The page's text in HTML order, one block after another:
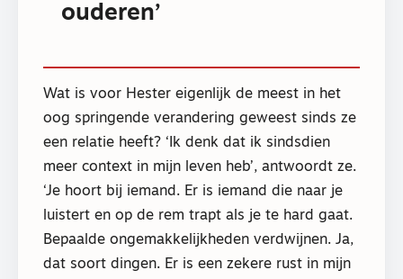
ouderen’
Wat is voor Hester eigenlijk de meest in het
oog springende verandering geweest sinds ze
een relatie heeft? ‘Ik denk dat ik sindsdien
meer context in mijn leven heb’, antwoordt ze.
‘Je hoort bij iemand. Er is iemand die naar je
luistert en op de rem trapt als je te hard gaat.
Bepaalde ongemakkelijkheden verdwijnen. Ja,
dat soort dingen. Er is een zekere rust in mijn